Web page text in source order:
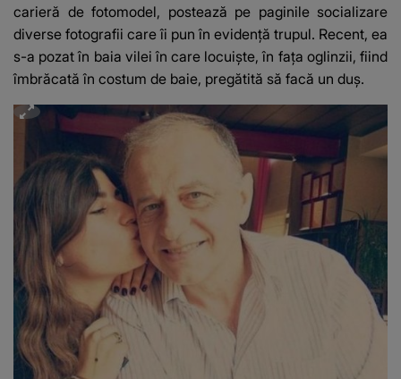
carieră de fotomodel, postează pe paginile socializare
diverse fotografii care îi pun în evidență trupul. Recent, ea
s-a pozat în baia vilei în care locuiște, în fața oglinzii, fiind
îmbrăcată în costum de baie, pregătită să facă un duș.